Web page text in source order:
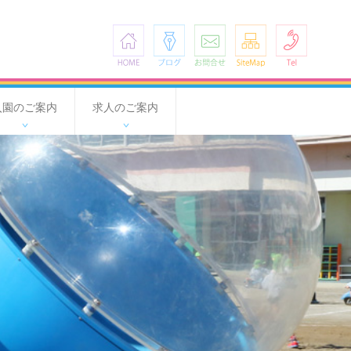
HOME ブログ お問合せ SiteMap
園のご案内 求人のご案内